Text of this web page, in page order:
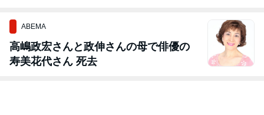
ABEMA
高嶋政宏さんと政伸さんの母で俳優の
寿美花代さん 死去